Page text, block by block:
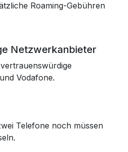
Roaming-Gebühren
Netzwerkanbieter
Vodafone.
Telefone noch müssen